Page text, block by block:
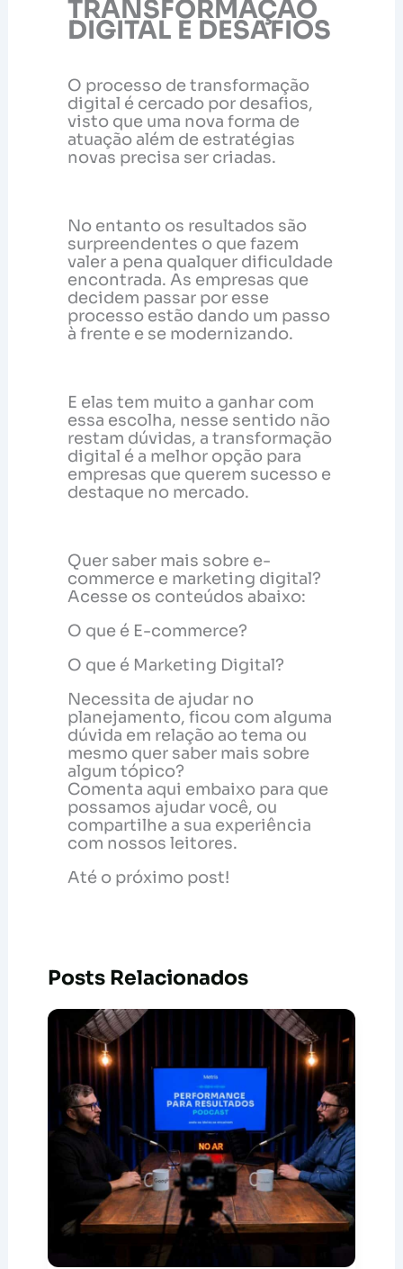
TRANSFORMAÇÃO
DIGITAL E DESAFIOS
O processo de transformação
digital é cercado por desafios,
visto que uma nova forma de
atuação além de estratégias
novas precisa ser criadas.
No entanto os resultados são
surpreendentes o que fazem
valer a pena qualquer dificuldade
encontrada. As empresas que
decidem passar por esse
processo estão dando um passo
à frente e se modernizando.
E elas tem muito a ganhar com
essa escolha, nesse sentido não
restam dúvidas, a transformação
digital é a melhor opção para
empresas que querem sucesso e
destaque no mercado.
Quer saber mais sobre e-
commerce e marketing digital?
Acesse os conteúdos abaixo:
O que é E-commerce?
O que é Marketing Digital?
Necessita de ajudar no
planejamento, ficou com alguma
dúvida em relação ao tema ou
mesmo quer saber mais sobre
algum tópico?
Comenta aqui embaixo para que
possamos ajudar você, ou
compartilhe a sua experiência
com nossos leitores.
Até o próximo post!
Posts Relacionados